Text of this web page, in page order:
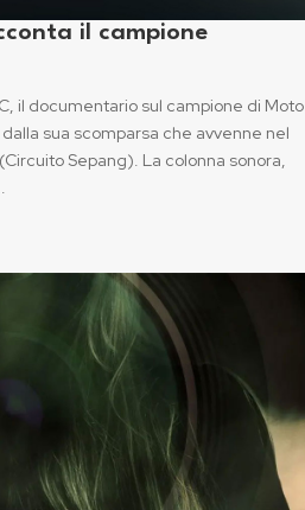
il campione
il documentario sul campione di Moto
sua scomparsa che avvenne nel
Sepang). La colonna sonora,